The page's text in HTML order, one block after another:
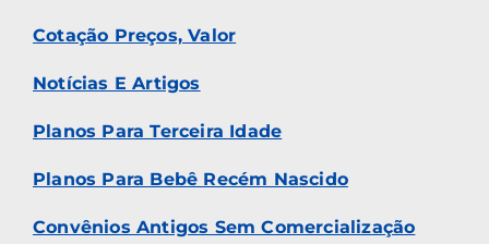
Cotação Preços, Valor
Notícias E Artigos
Planos Para Terceira Idade
Planos Para Bebê Recém Nascido
Convênios Antigos Sem Comercialização